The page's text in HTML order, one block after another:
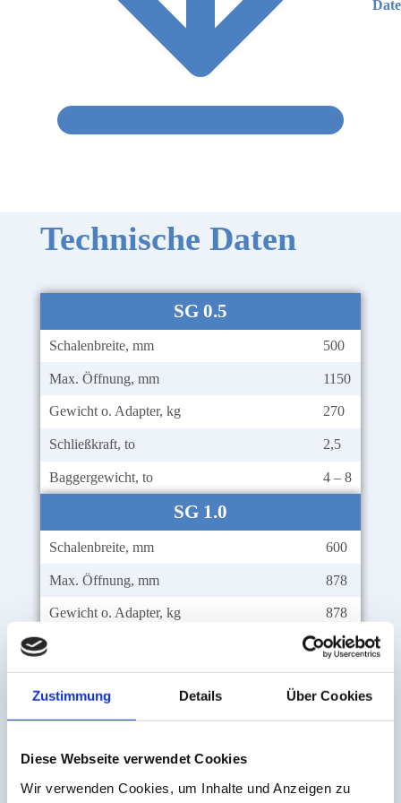
Zustimmung Details Über Cookies
Diese Webseite verwendet Cookies
Wir verwenden Cookies, um Inhalte und Anzeigen zu
Technische Daten
SG 0.5
Schalenbreite, mm 500
Max. Öffnung, mm 1150
Gewicht o. Adapter, kg 270
Schließkraft, to 2,5
Baggergewicht, to 4 – 8
SG 1.0
Schalenbreite, mm 600
Max. Öffnung, mm 878
Gewicht o. Adapter, kg 878
3
Max. Öffnung, mm